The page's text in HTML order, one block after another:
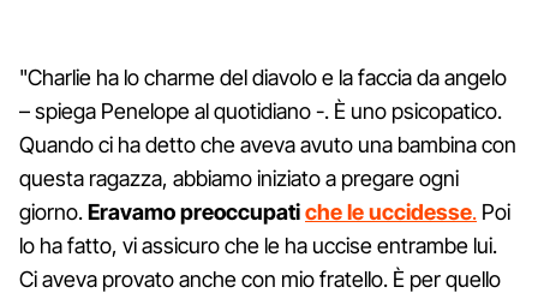
"Charlie ha lo charme del diavolo e la faccia da angelo
– spiega Penelope al quotidiano -. È uno psicopatico.
Quando ci ha detto che aveva avuto una bambina con
questa ragazza, abbiamo iniziato a pregare ogni
giorno.Eravamo preoccupatiche le uccidesse. Poi
lo ha fatto, vi assicuro che le ha uccise entrambe lui.
Ci aveva provato anche con mio fratello. È per quello